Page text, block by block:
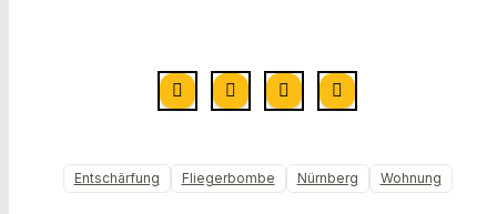
Entschärfung Fliegerbombe Nürnberg Wohnung